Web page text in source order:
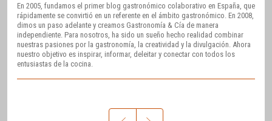
En 2005, fundamos el primer blog gastronómico colaborativo en España, que
rápidamente se convirtió en un referente en el ámbito gastronómico. En 2008,
dimos un paso adelante y creamos Gastronomía & Cía de manera
independiente. Para nosotros, ha sido un sueño hecho realidad combinar
nuestras pasiones por la gastronomía, la creatividad y la divulgación. Ahora
nuestro objetivo es inspirar, informar, deleitar y conectar con todos los
entusiastas de la cocina.